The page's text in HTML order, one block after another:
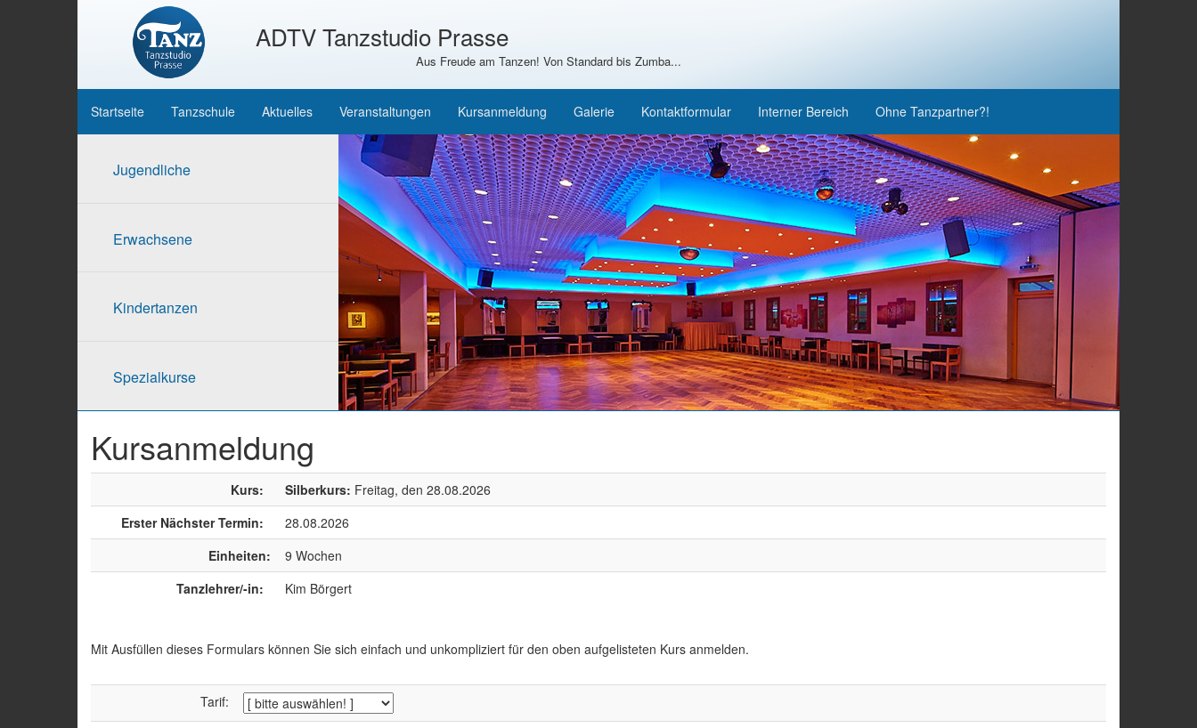
ADTV Tanzstudio Prasse
Aus Freude am Tanzen! Von Standard bis Zumba...
Startseite Tanzschule Aktuelles Veranstaltungen Kursanmeldung Galerie Kontaktformular Interner Bereich Ohne Tanzpartner?!
Jugendliche
Erwachsene
Kindertanzen
Spezialkurse
Kursanmeldung
Kurs: Silberkurs: Freitag, den 28.08.2026
Erster Nächster Termin:
28.08.2026
Einheiten:
9 Wochen
Tanzlehrer/-in:
Kim Börgert
Mit Ausfüllen dieses Formulars können Sie sich einfach und unkompliziert für den oben aufgelisteten Kurs anmelden.
Tarif: